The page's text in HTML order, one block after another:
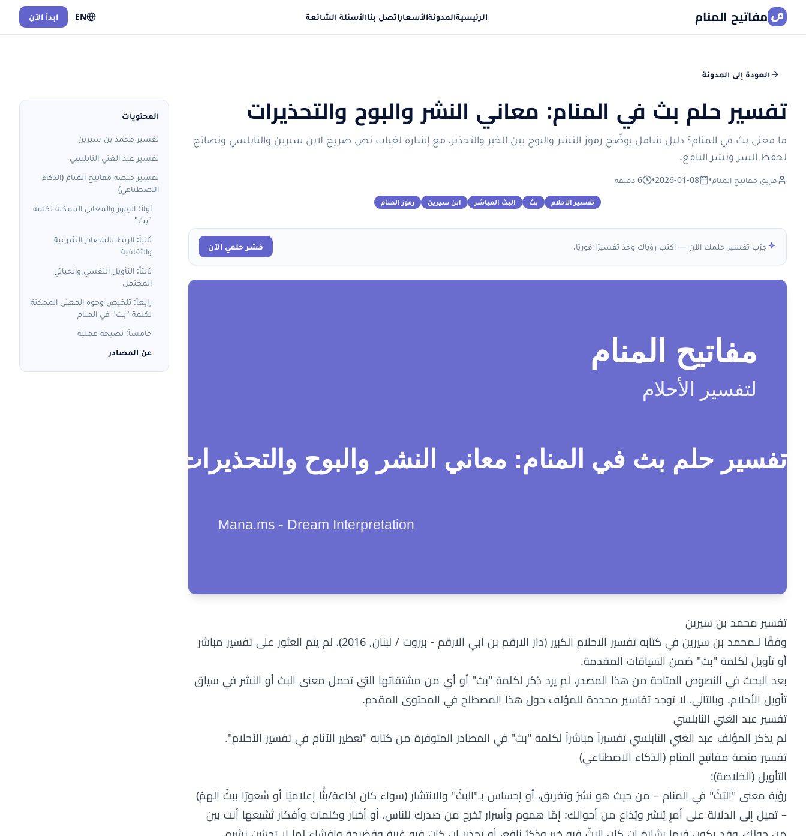
مفاتيح المنام الرئيسيةالمدونةالأسعاراتصل بناالأسئلة الشائعة EN ابدأ الآن
العودة إلى المدونة
تفسير حلم بث في المنام: معاني النشر والبوح والتحذيرات
ما معنى بث في المنام؟ دليل شامل يوضّح رموز النشر والبوح بين الخير والتحذير، مع إشارة لغياب نص صريح لابن سيرين والنابلسي ونصائح
لحفظ السر ونشر النافع.
فريق مفاتيح المنام•
2026-01-08
• 6 دقيقة
تفسير الأحلام بث البث المباشر ابن سيرين رموز المنام
جرّب تفسير حلمك الآن — اكتب رؤياك وخذ تفسيرًا فوريًا. فسّر حلمي الآن
تفسير محمد بن سيرين
وفقًا لـمحمد بن سيرين في كتابه تفسير الاحلام الكبير (دار الارقم بن ابي الارقم - بيروت / لبنان, 2016)، لم يتم العثور على تفسير مباشر
أو تأويل لكلمة "بث" ضمن السياقات المقدمة.
بعد البحث في النصوص المتاحة من هذا المصدر، لم يرد ذكر لكلمة "بث" أو أي من مشتقاتها التي تحمل معنى البث أو النشر في سياق
تأويل الأحلام. وبالتالي، لا توجد تفاسير محددة للمؤلف حول هذا المصطلح في المحتوى المقدم.
تفسير عبد الغني النابلسي
لم يذكر المؤلف عبد الغني النابلسي تفسيراً مباشراً لكلمة "بث" في المصادر المتوفرة من كتابه "تعطير الأنام في تفسير الأحلام".
تفسير منصة مفاتيح المنام (الذكاء الاصطناعي)
التأويل (الخلاصة):
رؤية معنى "البَثّ" في المنام – من حيث هو نشرٌ وتفريق، أو إحساس بـ"البثّ" والانتشار (سواء كان إذاعة/بثًّا إعلاميًا أو شعورًا ببثّ الهمّ)
– تميل إلى الدلالة على أمرٍ يُنشر ويُذاع من أحوالك: إمّا هموم وأسرار تخرج من صدرك للناس، أو أخبار وكلمات وأفكار تُشيعها أنت بين
المحتويات
تفسير محمد بن سيرين
تفسير عبد الغني النابلسي
تفسير منصة مفاتيح المنام (الذكاء
الاصطناعي)
أولاً: الرموز والمعاني الممكنة لكلمة
"بث"
ثانياً: الربط بالمصادر الشرعية
والثقافية
ثالثاً: التأويل النفسي والحياتي
المحتمل
رابعاً: تلخيص وجوه المعنى الممكنة
لكلمة "بث" في المنام
خامساً: نصيحة عملية
عن المصادر